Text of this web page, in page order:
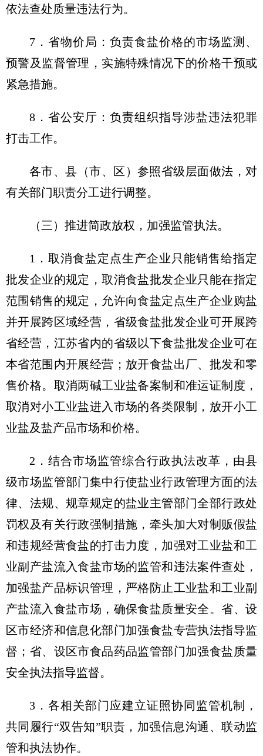
依法查处质量违法行为。
7．省物价局：负责食盐价格的市场监测、
预警及监督管理，实施特殊情况下的价格干预或
紧急措施。
8．省公安厅：负责组织指导涉盐违法犯罪
打击工作。
各市、县（市、区）参照省级层面做法，对
有关部门职责分工进行调整。
（三）推进简政放权，加强监管执法。
1．取消食盐定点生产企业只能销售给指定
批发企业的规定，取消食盐批发企业只能在指定
范围销售的规定，允许向食盐定点生产企业购盐
并开展跨区域经营，省级食盐批发企业可开展跨
省经营，江苏省内的省级以下食盐批发企业可在
本省范围内开展经营；放开食盐出厂、批发和零
售价格。取消两碱工业盐备案制和准运证制度，
取消对小工业盐进入市场的各类限制，放开小工
业盐及盐产品市场和价格。
2．结合市场监管综合行政执法改革，由县
级市场监管部门集中行使盐业行政管理方面的法
律、法规、规章规定的盐业主管部门全部行政处
罚权及有关行政强制措施，牵头加大对制贩假盐
和违规经营食盐的打击力度，加强对工业盐和工
业副产盐流入食盐市场的监管和违法案件查处，
加强盐产品标识管理，严格防止工业盐和工业副
产盐流入食盐市场，确保食盐质量安全。省、设
区市经济和信息化部门加强食盐专营执法指导监
督；省、设区市食品药品监管部门加强食盐质量
安全执法指导监督。
3．各相关部门应建立证照协同监管机制，
共同履行“双告知”职责，加强信息沟通、联动监
管和执法协作。